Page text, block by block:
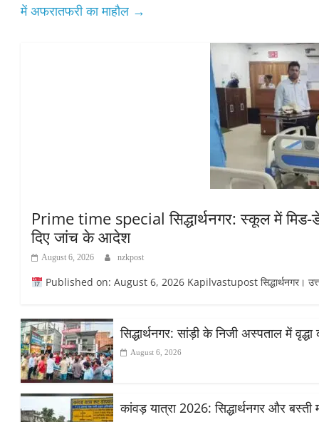
में अफरातफरी का माहौल →
Prime time special सिद्धार्थनगर: स्कूल में मिड-
दिए जांच के आदेश
August 6, 2026 nzkpost
Published on: August 6, 2026 Kapilvastupost सिद्धार्थनगर। उत्तर
सिद्धार्थनगर: सांड़ी के निजी अस्पताल में
August 6, 2026
कांवड़ यात्रा 2026: सिद्धार्थनगर और